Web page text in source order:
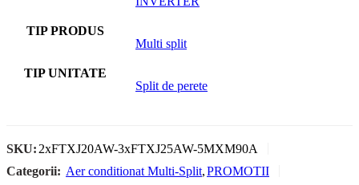
TIP PRODUS
Multi split
TIP UNITATE
Split de perete
SKU: 2xFTXJ20AW-3xFTXJ25AW-5MXM90A
Categorii: Aer conditionat Multi-Split,PROMOTII